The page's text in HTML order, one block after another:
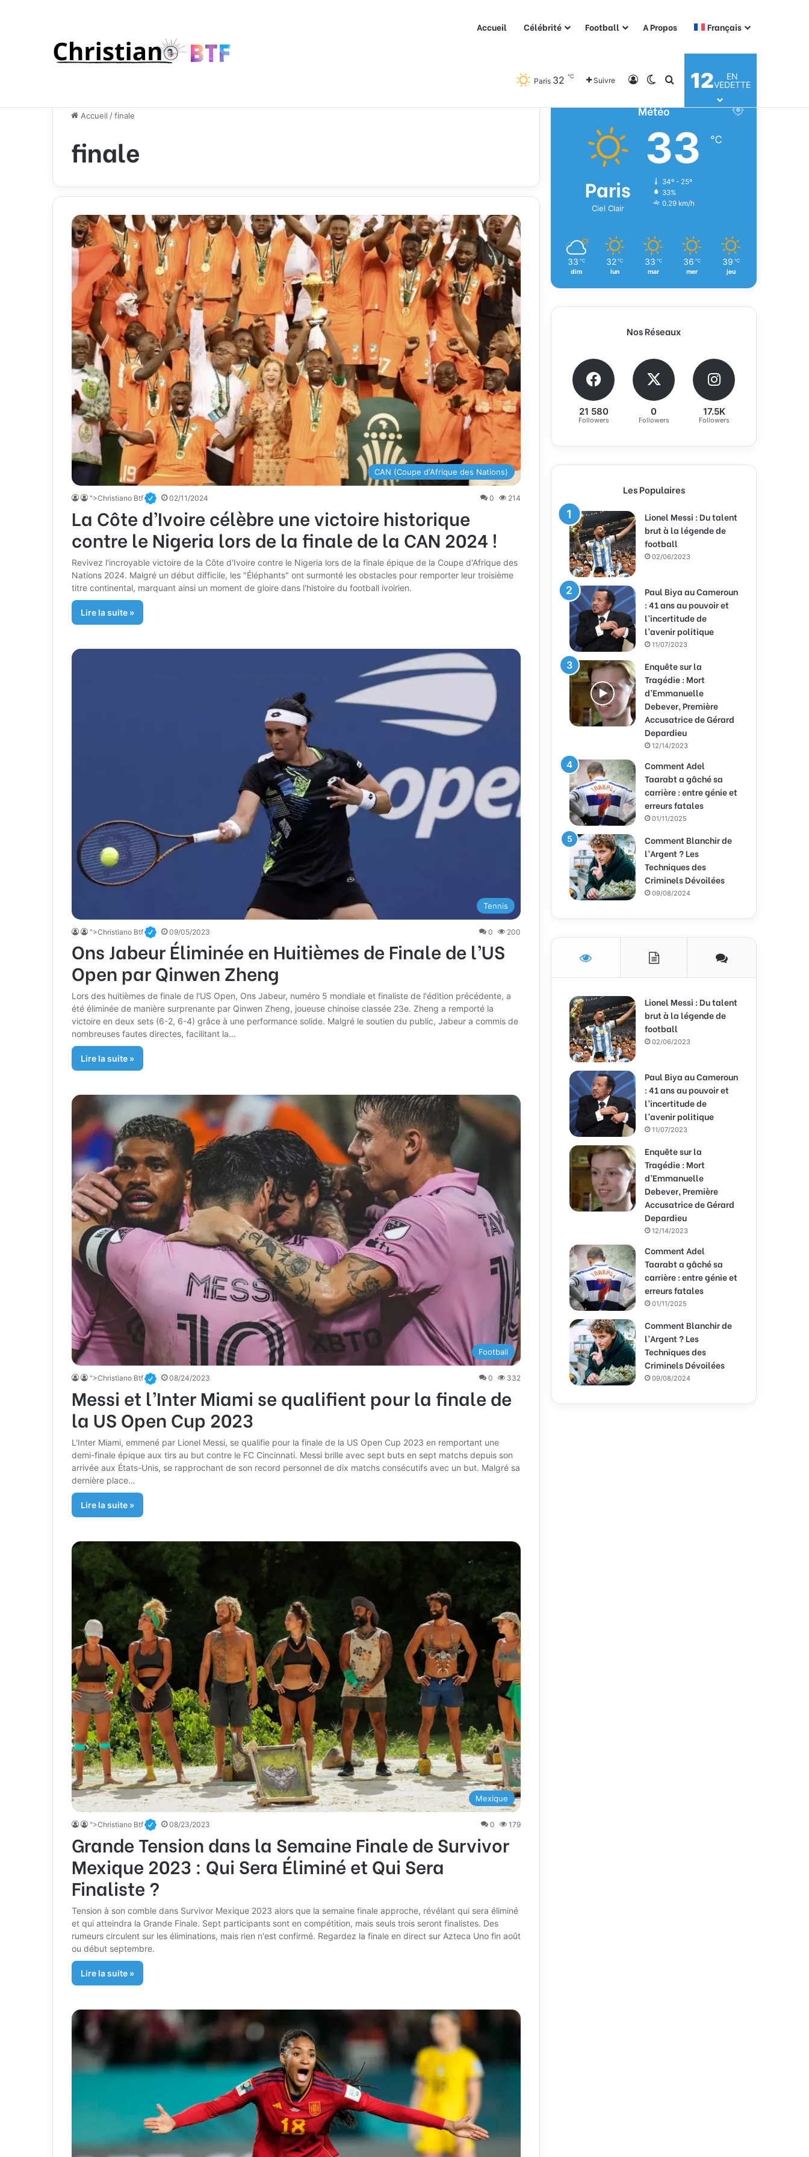
Accueil Célébrité Football A Propos Français
Paris 32 ℃ Suivre ConnexionSwitch skin
Rechercher
12
EN
VEDETTE
Accueil /finale
finale
CAN (Coupe d'Afrique des Nations)
">Christiano Btf 02/11/2024 0 214
La Côte d’Ivoire célèbre une victoire historique
contre le Nigeria lors de la finale de la CAN 2024 !
Revivez l'incroyable victoire de la Côte d'Ivoire contre le Nigeria lors de la finale épique de la Coupe d'Afrique des
Nations 2024. Malgré un début difficile, les "Éléphants" ont surmonté les obstacles pour remporter leur troisième
titre continental, marquant ainsi un moment de gloire dans l'histoire du football ivoirien.
Lire la suite »
Tennis
">Christiano Btf 09/05/2023 0 200
Ons Jabeur Éliminée en Huitièmes de Finale de l’US
Open par Qinwen Zheng
Lors des huitièmes de finale de l'US Open, Ons Jabeur, numéro 5 mondiale et finaliste de l'édition précédente, a
été éliminée de manière surprenante par Qinwen Zheng, joueuse chinoise classée 23e. Zheng a remporté la
victoire en deux sets (6-2, 6-4) grâce à une performance solide. Malgré le soutien du public, Jabeur a commis de
nombreuses fautes directes, facilitant la…
Lire la suite »
Football
">Christiano Btf 08/24/2023 0 332
Messi et l’Inter Miami se qualifient pour la finale de
la US Open Cup 2023
L'Inter Miami, emmené par Lionel Messi, se qualifie pour la finale de la US Open Cup 2023 en remportant une
demi-finale épique aux tirs au but contre le FC Cincinnati. Messi brille avec sept buts en sept matchs depuis son
arrivée aux États-Unis, se rapprochant de son record personnel de dix matchs consécutifs avec un but. Malgré sa
dernière place…
Lire la suite »
Mexique
">Christiano Btf 08/23/2023 0 179
Grande Tension dans la Semaine Finale de Survivor
Mexique 2023 : Qui Sera Éliminé et Qui Sera
Finaliste ?
Tension à son comble dans Survivor Mexique 2023 alors que la semaine finale approche, révélant qui sera éliminé
et qui atteindra la Grande Finale. Sept participants sont en compétition, mais seuls trois seront finalistes. Des
rumeurs circulent sur les éliminations, mais rien n'est confirmé. Regardez la finale en direct sur Azteca Uno fin août
ou début septembre.
Lire la suite »
Météo
Paris
Ciel Clair
33 ℃
34º - 25º
33%
0.29 km/h
33 ℃
dim
32 ℃
lun
33 ℃
mar
36 ℃
mer
39 ℃
jeu
Nos Réseaux
21 580
Followers
0
Followers
17.5K
Followers
Les Populaires
Lionel Messi : Du talent
brut à la légende de
football
02/06/2023
Paul Biya au Cameroun
: 41 ans au pouvoir et
l’incertitude de
l’avenir politique
11/07/2023
Enquête sur la
Tragédie : Mort
d’Emmanuelle
Debever, Première
Accusatrice de Gérard
Depardieu
12/14/2023
Comment Adel
Taarabt a gâché sa
carrière : entre génie et
erreurs fatales
01/11/2025
Comment Blanchir de
l’Argent ? Les
Techniques des
Criminels Dévoilées
09/08/2024
Lionel Messi : Du talent
brut à la légende de
football
02/06/2023
Paul Biya au Cameroun
: 41 ans au pouvoir et
l’incertitude de
l’avenir politique
11/07/2023
Enquête sur la
Tragédie : Mort
d’Emmanuelle
Debever, Première
Accusatrice de Gérard
Depardieu
12/14/2023
Comment Adel
Taarabt a gâché sa
carrière : entre génie et
erreurs fatales
01/11/2025
Comment Blanchir de
l’Argent ? Les
Techniques des
Criminels Dévoilées
09/08/2024